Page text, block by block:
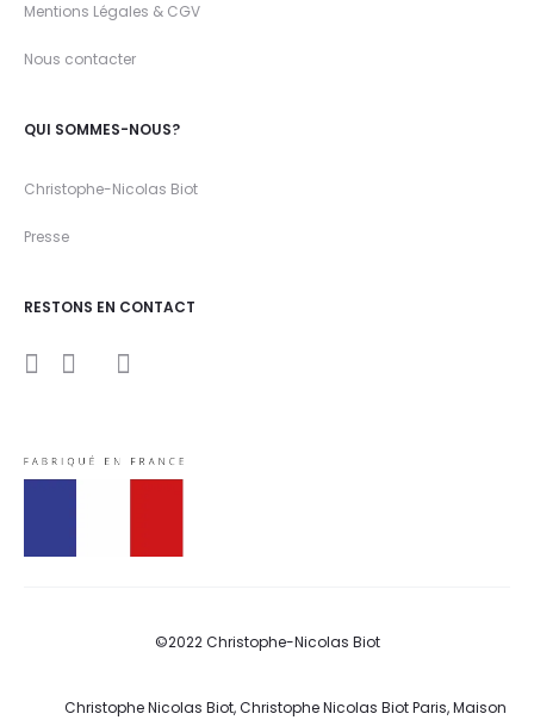
Mentions Légales & CGV
Nous contacter
QUI SOMMES-NOUS?
Christophe-Nicolas Biot
Presse
RESTONS EN CONTACT
a
u
b
©2022 Christophe-Nicolas Biot
Christophe Nicolas Biot, Christophe Nicolas Biot Paris, Maison